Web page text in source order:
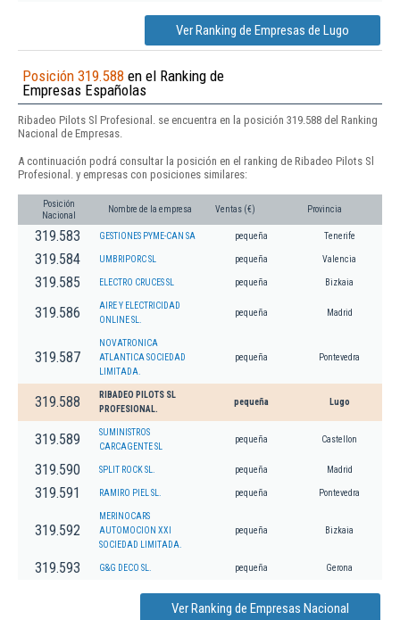
Ver Ranking de Empresas de Lugo
Posición 319.588 en el Ranking de
Empresas Españolas
Ribadeo Pilots Sl Profesional. se encuentra en la posición 319.588 del Ranking
Nacional de Empresas.
A continuación podrá consultar la posición en el ranking de Ribadeo Pilots Sl
Profesional. y empresas con posiciones similares:
Posición
Nacional
Nombre de la empresa Ventas (€) Provincia
319.583 GESTIONES PYME-CAN SA pequeña Tenerife
319.584 UMBRIPORC SL pequeña Valencia
319.585 ELECTRO CRUCES SL pequeña Bizkaia
319.586
AIRE Y ELECTRICIDAD
ONLINE SL.
pequeña Madrid
319.587
NOVATRONICA
ATLANTICA SOCIEDAD
LIMITADA.
pequeña Pontevedra
319.588
RIBADEO PILOTS SL
PROFESIONAL.
pequeña Lugo
319.589
SUMINISTROS
CARCAGENTE SL
pequeña Castellon
319.590 SPLIT ROCK SL. pequeña Madrid
319.591 RAMIRO PIEL SL. pequeña Pontevedra
319.592
MERINOCARS
AUTOMOCION XXI
SOCIEDAD LIMITADA.
pequeña Bizkaia
319.593 G&G DECO SL. pequeña Gerona
Ver Ranking de Empresas Nacional